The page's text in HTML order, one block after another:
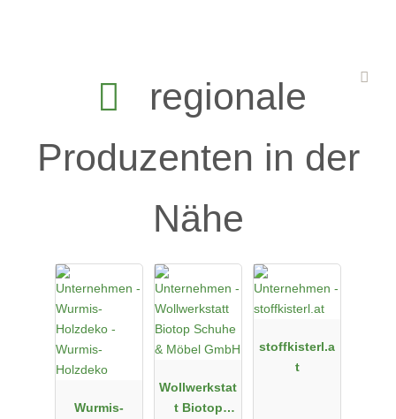
regionale
Produzenten in der
Nähe
Wurmis-
Wollwerkstat
t Biotop
stoffkisterl.a
t